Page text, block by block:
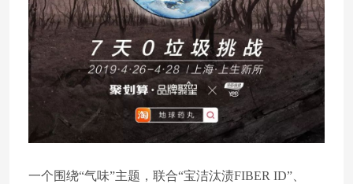
一个围绕“气味”主题，联合“宝洁汰渍FIBER ID”、